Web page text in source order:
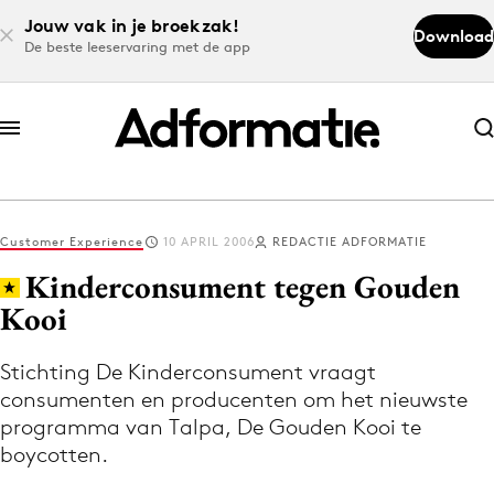
Jouw vak in je broekzak!
De beste leeservaring met de app
Download
Abonneer nu
Abonneer nu
Log in
Volg het laatste nieuws via de Adformatie
Nieuws app
Customer Experience 10 APRIL 2006 REDACTIE ADFORMATIE
Kinderconsument tegen Gouden
Kooi
Stichting De Kinderconsument vraagt
consumenten en producenten om het nieuwste
programma van Talpa, De Gouden Kooi te
boycotten.